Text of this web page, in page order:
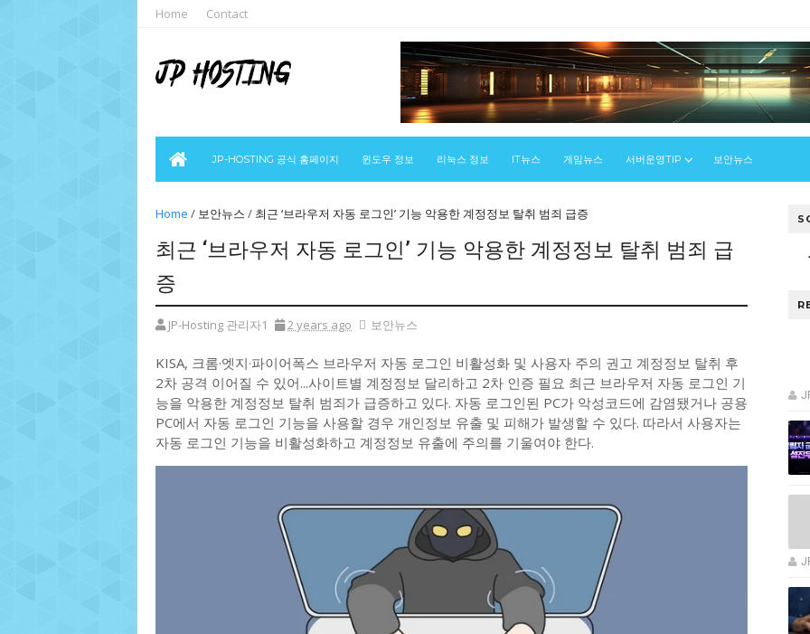
Home Contact
JP-HOSTING 공식 홈페이지 윈도우 정보 리눅스 정보 IT뉴스 게임뉴스 서버운영TIP 보안뉴스
Home / 보안뉴스 / 최근 ‘브라우저 자동 로그인’ 기능 악용한 계정정보 탈취 범죄 급증
최근 ‘브라우저 자동 로그인’ 기능 악용한 계정정보 탈취 범죄 급
증
JP-Hosting 관리자1 2 years ago 보안뉴스
KISA, 크롬·엣지·파이어폭스 브라우저 자동 로그인 비활성화 및 사용자 주의 권고 계정정보 탈취 후
2차 공격 이어질 수 있어...사이트별 계정정보 달리하고 2차 인증 필요 최근 브라우저 자동 로그인 기
능을 악용한 계정정보 탈취 범죄가 급증하고 있다. 자동 로그인된 PC가 악성코드에 감염됐거나 공용
PC에서 자동 로그인 기능을 사용할 경우 개인정보 유출 및 피해가 발생할 수 있다. 따라서 사용자는
자동 로그인 기능을 비활성화하고 계정정보 유출에 주의를 기울여야 한다.